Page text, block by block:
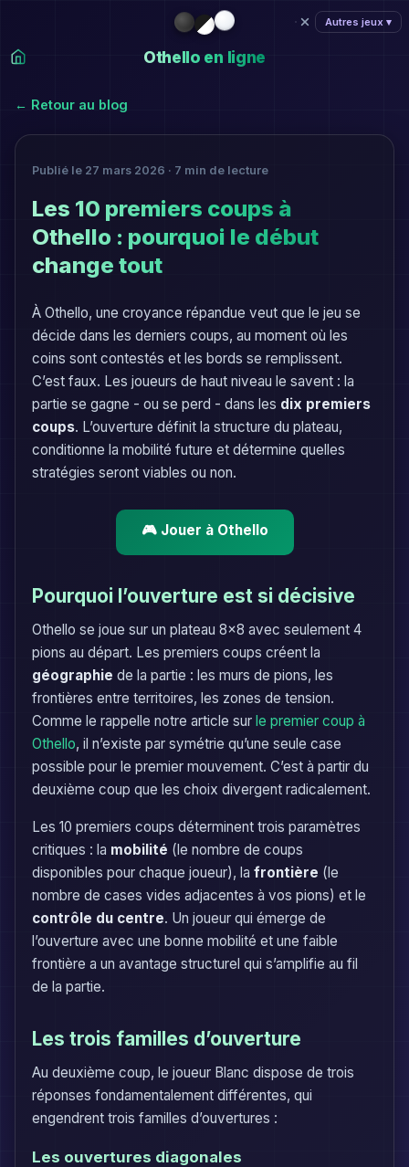
Othello en ligne
← Retour au blog
Publié le 27 mars 2026 · 7 min de lecture
Les 10 premiers coups à
Othello : pourquoi le début
change tout
À Othello, une croyance répandue veut que le jeu se
décide dans les derniers coups, au moment où les
coins sont contestés et les bords se remplissent.
C’est faux. Les joueurs de haut niveau le savent : la
partie se gagne - ou se perd - dans les dix premiers
coups. L’ouverture définit la structure du plateau,
conditionne la mobilité future et détermine quelles
stratégies seront viables ou non.
🎮 Jouer à Othello
Pourquoi l’ouverture est si décisive
Othello se joue sur un plateau 8×8 avec seulement 4
pions au départ. Les premiers coups créent la
géographie de la partie : les murs de pions, les
frontières entre territoires, les zones de tension.
Comme le rappelle notre article sur le premier coup à
Othello, il n’existe par symétrie qu’une seule case
possible pour le premier mouvement. C’est à partir du
deuxième coup que les choix divergent radicalement.
Les 10 premiers coups déterminent trois paramètres
critiques : la mobilité (le nombre de coups
disponibles pour chaque joueur), la frontière (le
nombre de cases vides adjacentes à vos pions) et le
contrôle du centre. Un joueur qui émerge de
l’ouverture avec une bonne mobilité et une faible
frontière a un avantage structurel qui s’amplifie au fil
de la partie.
Les trois familles d’ouverture
Au deuxième coup, le joueur Blanc dispose de trois
réponses fondamentalement différentes, qui
engendrent trois familles d’ouvertures :
Les ouvertures diagonales
Autres jeux ▾